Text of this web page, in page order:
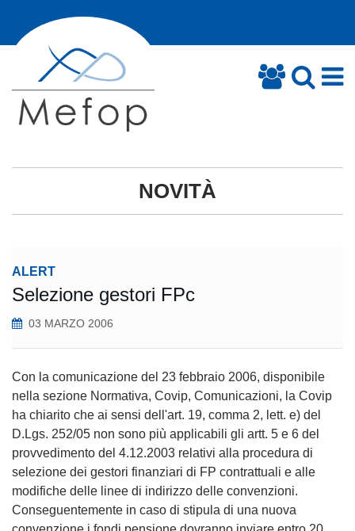
NOVITÀ
ALERT
Selezione gestori FPc
03 MARZO 2006
Con la comunicazione del 23 febbraio 2006, disponibile
nella sezione Normativa, Covip, Comunicazioni, la Covip
ha chiarito che ai sensi dell'art. 19, comma 2, lett. e) del
D.Lgs. 252/05 non sono più applicabili gli artt. 5 e 6 del
provvedimento del 4.12.2003 relativi alla procedura di
selezione dei gestori finanziari di FP contrattuali e alle
modifiche delle linee di indirizzo delle convenzioni.
Conseguentemente in caso di stipula di una nuova